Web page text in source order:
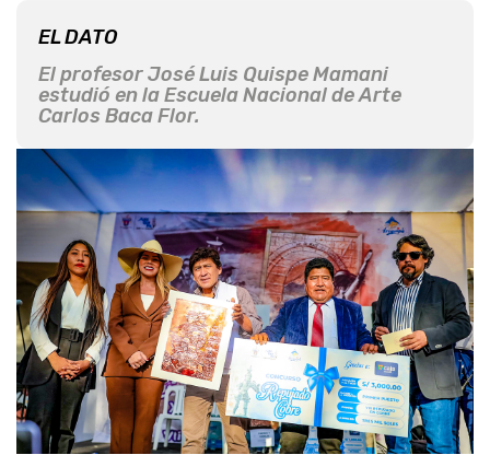
EL DATO
El profesor José Luis Quispe Mamani
estudió en la Escuela Nacional de Arte
Carlos Baca Flor.